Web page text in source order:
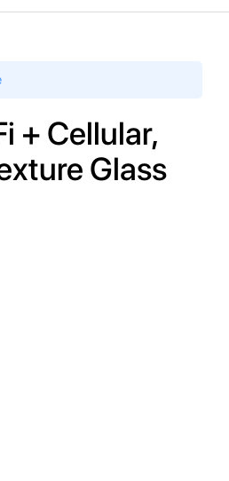
+ Cellular,
Glass